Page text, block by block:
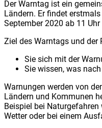
Der Warntag ist ein
Ländern. Er findet
September 2020 ab 11
Ziel des Warntags und der
Sie sich mit der
Sie wissen, was
Warnungen werden von
Ländern und Kommunen
Beispiel bei
Wetter oder bei einem